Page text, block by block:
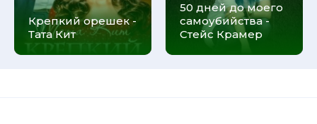
Крепкий орешек -
Тата Кит
50 дней до моего
самоубийства -
Стейс Крамер